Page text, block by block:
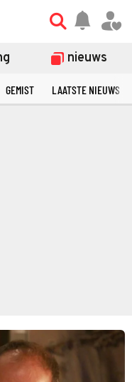
nieuws
GEMIST LAATSTE NIEUWS